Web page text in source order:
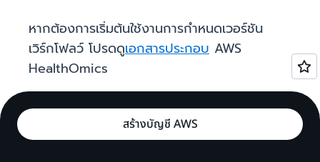
หากต้องการเริ่มต้นใช้งานการกำหนดเวอร์ชัน
เวิร์กโฟลว์ โปรดดูเอกสารประกอบ AWS
HealthOmics
สร้างบัญชี AWS